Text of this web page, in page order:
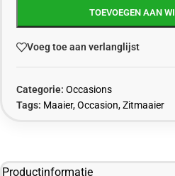
TOEVOEGEN AAN
Voeg toe aan verlanglijst
Categorie: Occasions
Tags: Maaier,Occasion,Zitmaaier
Productinformatie